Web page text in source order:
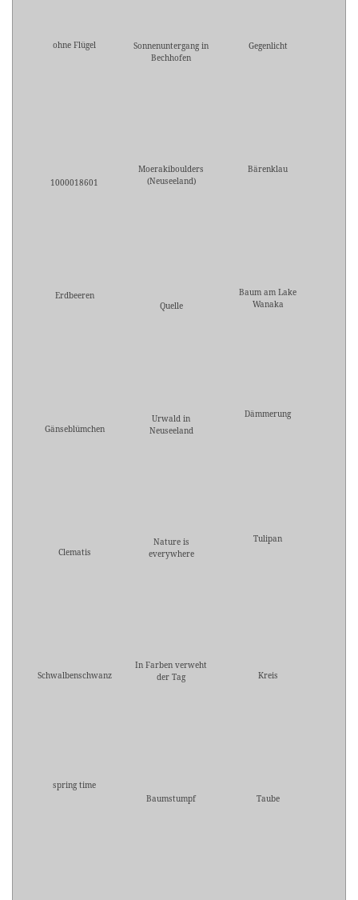
ohne Flügel
Sonnenuntergang in
Bechhofen
Gegenlicht
1000018601
Moerakiboulders
(Neuseeland)
Bärenklau
Erdbeeren
Quelle
Baum am Lake
Wanaka
Gänseblümchen
Urwald in
Neuseeland
Dämmerung
Clematis
Nature is
everywhere
Tulipan
Schwalbenschwanz
In Farben verweht
der Tag
Kreis
spring time
Baumstumpf
Taube